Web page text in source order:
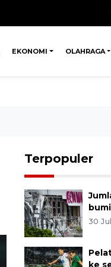
EKONOMI OLAHRAGA
Terpopuler
30
ke